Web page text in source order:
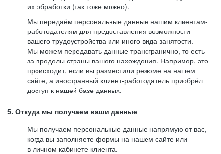
их обработки (так тоже можно).
Мы передаём персональные данные нашим клиентам-
работодателям для предоставления возможности
вашего трудоустройства или иного вида занятости.
Мы можем передавать данные трансгранично, то есть
за пределы страны вашего нахождения. Например, это
происходит, если вы разместили резюме на нашем
сайте, а иностранный клиент-работодатель приобрёл
доступ к нашей базе данных.
5. Откуда мы получаем ваши данные
Мы получаем персональные данные напрямую от вас,
когда вы заполняете формы на нашем сайте или
в личном кабинете клиента.